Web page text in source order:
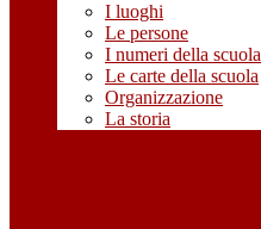
I luoghi
Le persone
I numeri della scuola
Le carte della scuola
Organizzazione
La storia